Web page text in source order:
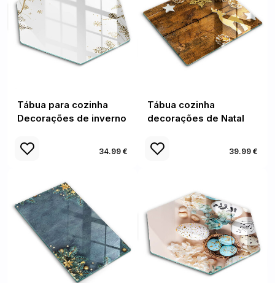
Tábua para cozinha
Decorações de inverno
34.99 €
Tábua cozinha
decorações de Natal
39.99 €